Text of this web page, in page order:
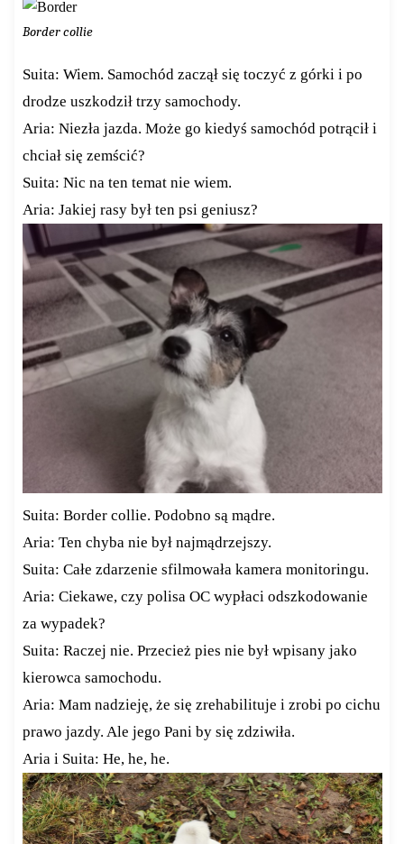
Border collie
Suita: Wiem. Samochód zaczął się toczyć z górki i po
drodze uszkodził trzy samochody.
Aria: Niezła jazda. Może go kiedyś samochód potrącił i
chciał się zemścić?
Suita: Nic na ten temat nie wiem.
Aria: Jakiej rasy był ten psi geniusz?
Suita: Border collie. Podobno są mądre.
Aria: Ten chyba nie był najmądrzejszy.
Suita: Całe zdarzenie sfilmowała kamera monitoringu.
Aria: Ciekawe, czy polisa OC wypłaci odszkodowanie
za wypadek?
Suita: Raczej nie. Przecież pies nie był wpisany jako
kierowca samochodu.
Aria: Mam nadzieję, że się zrehabilituje i zrobi po cichu
prawo jazdy. Ale jego Pani by się zdziwiła.
Aria i Suita: He, he, he.